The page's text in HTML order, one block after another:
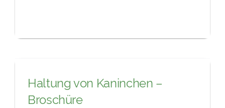
Haltung von Kaninchen –
Broschüre